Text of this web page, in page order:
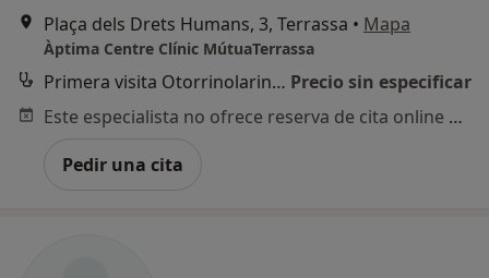
Plaça dels Drets Humans, 3, Terrassa • Mapa
Àptima Centre Clínic MútuaTerrassa
Primera visita Otorrinolaringología Precio sin especificar
Este especialista no ofrece reserva de cita online en esta dirección.
Pedir una cita